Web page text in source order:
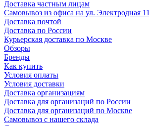
Доставка частным лицам
Самовывоз из офиса на ул. Электродная 11
Доставка почтой
Доставка по России
Курьерская доставка по Москве
Обзоры
Бренды
Как купить
Условия оплаты
Условия доставки
Доставка организациям
Доставка для организаций по России
Доставка для организаций по Москве
Самовывоз с нашего склада